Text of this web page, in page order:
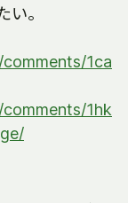
。
1ca
1hk